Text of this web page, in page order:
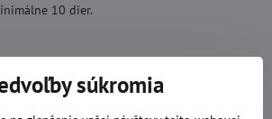
10 dier.
mm
súkromia